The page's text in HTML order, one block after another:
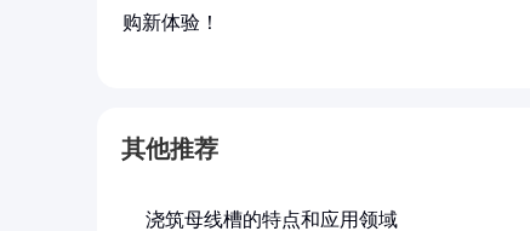
购新体验！
其他推荐
浇筑母线槽的特点和应用领域